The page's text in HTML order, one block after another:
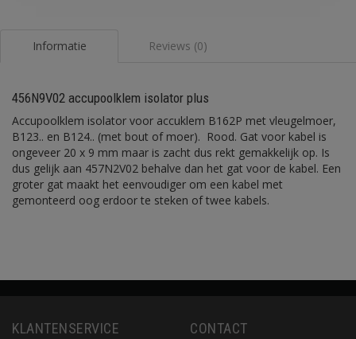
Informatie Reviews (0)
456N9V02 accupoolklem isolator plus
Accupoolklem isolator voor accuklem B162P met vleugelmoer,
B123.. en B124.. (met bout of moer). Rood. Gat voor kabel is
ongeveer 20 x 9 mm maar is zacht dus rekt gemakkelijk op. Is
dus gelijk aan 457N2V02 behalve dan het gat voor de kabel. Een
groter gat maakt het eenvoudiger om een kabel met
gemonteerd oog erdoor te steken of twee kabels.
KLANTENSERVICE CONTACT